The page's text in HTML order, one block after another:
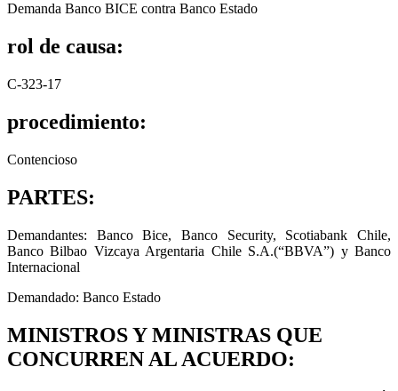
Demanda Banco BICE contra Banco Estado
rol de causa:
C-323-17
procedimiento:
Contencioso
PARTES:
Demandantes: Banco Bice, Banco Security, Scotiabank Chile,
Banco Bilbao Vizcaya Argentaria Chile S.A.(“BBVA”) y Banco
Internacional
Demandado: Banco Estado
MINISTROS Y MINISTRAS QUE
CONCURREN AL ACUERDO: